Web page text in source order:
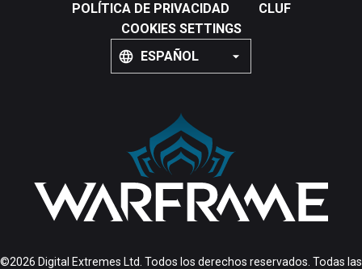
POLÍTICA DE PRIVACIDAD
CLUF
COOKIES SETTINGS
ESPAÑOL
©2026 Digital Extremes Ltd. Todos los derechos reservados. Todas las